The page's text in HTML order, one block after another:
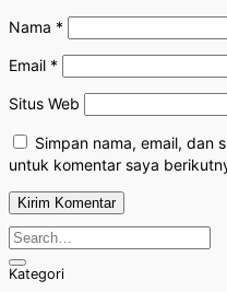
Nama *
Email *
Situs Web
Simpan nama, email, dan
untuk komentar saya
Kategori